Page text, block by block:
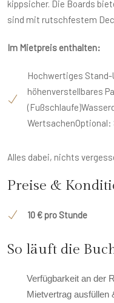
kippsicher. Die Boards
sind mit rutschfestem
Im Mietpreis enthalten:
Hochwertiges
höhenverstellbares
Alles dabei, nichts
Preise &
10 € pro Stunde
So läuft die
Verfügbarkeit an der
Mietvertrag ausfüllen